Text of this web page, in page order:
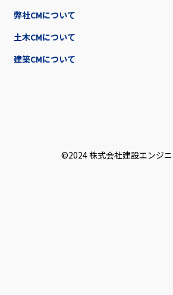
弊社CMについて
土木CMについて
建築CMについて
©2024 株式会社建設エンジ